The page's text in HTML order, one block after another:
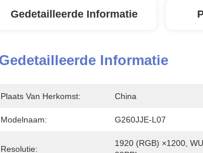
Gedetailleerde Informatie
Gedetailleerde Informatie
Plaats Van Herkomst: China
Modelnaam: G260JJE-L07
Resolutie:
1920 (RGB) ×1200,